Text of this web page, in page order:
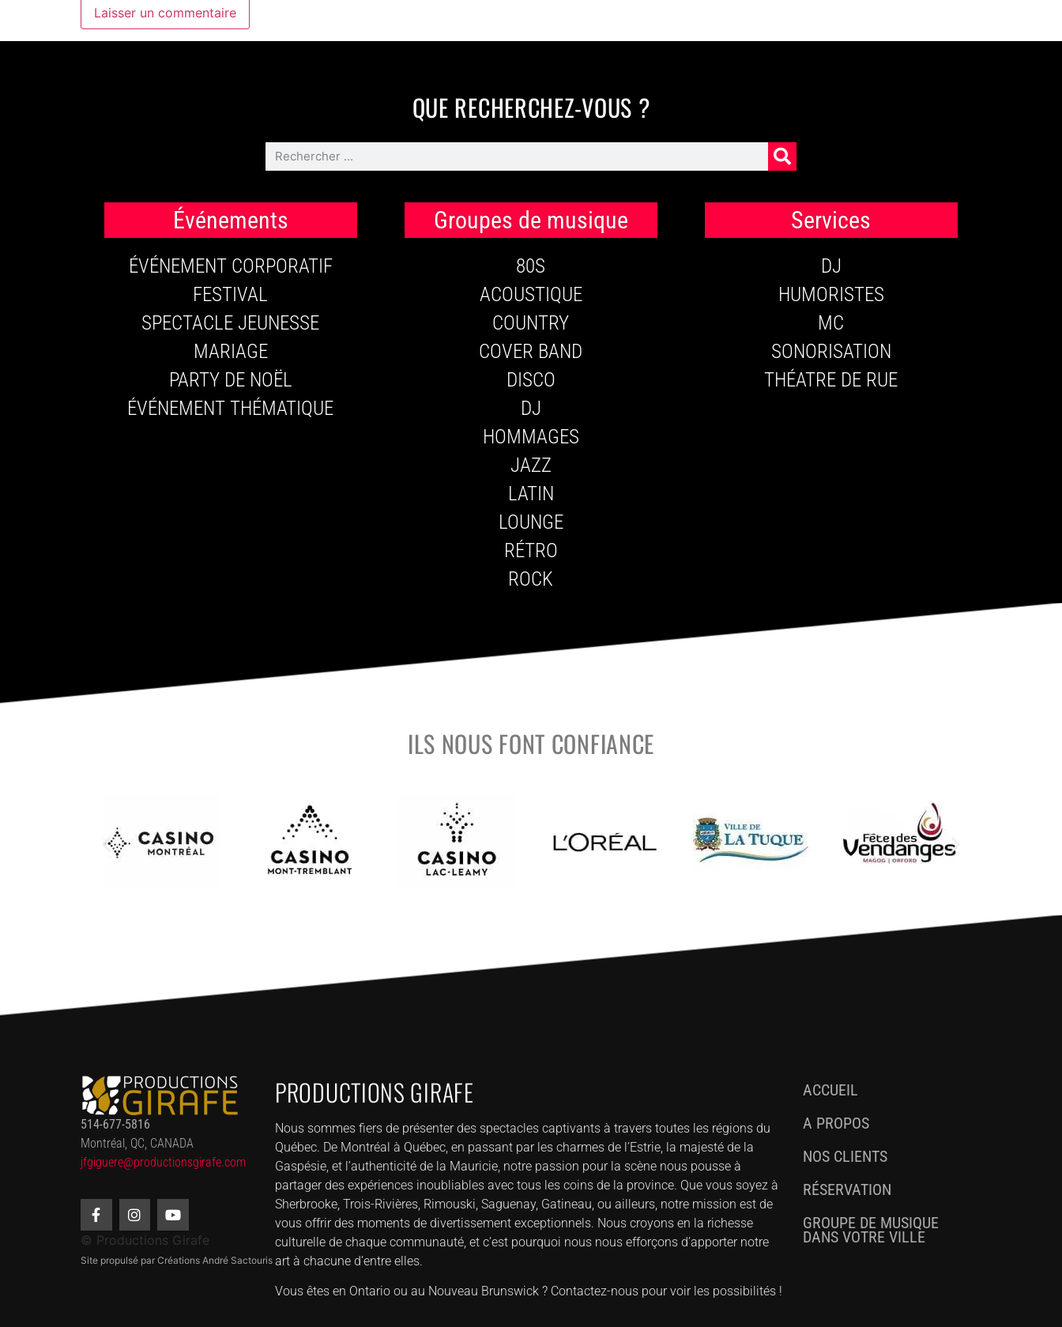
QUE RECHERCHEZ-VOUS ?
Événements
ÉVÉNEMENT CORPORATIF
FESTIVAL
SPECTACLE JEUNESSE
MARIAGE
PARTY DE NOËL
ÉVÉNEMENT THÉMATIQUE
Groupes de musique
80S
ACOUSTIQUE
COUNTRY
COVER BAND
DISCO
DJ
HOMMAGES
JAZZ
LATIN
LOUNGE
RÉTRO
ROCK
Services
DJ
HUMORISTES
MC
SONORISATION
THÉATRE DE RUE
ILS NOUS FONT CONFIANCE
514-677-5816
Montréal, QC, CANADA
jfgiguere@productionsgirafe.com
© Productions Girafe
Site propulsé par Créations André Sactouris
PRODUCTIONS GIRAFE
Nous sommes fiers de présenter des spectacles captivants à travers toutes les régions du
Québec. De Montréal à Québec, en passant par les charmes de l’Estrie, la majesté de la
Gaspésie, et l’authenticité de la Mauricie, notre passion pour la scène nous pousse à
partager des expériences inoubliables avec tous les coins de la province. Que vous soyez à
Sherbrooke, Trois-Rivières, Rimouski, Saguenay, Gatineau, ou ailleurs, notre mission est de
vous offrir des moments de divertissement exceptionnels. Nous croyons en la richesse
culturelle de chaque communauté, et c’est pourquoi nous nous efforçons d’apporter notre
art à chacune d’entre elles.
Vous êtes en Ontario ou au Nouveau Brunswick ? Contactez-nous pour voir les possibilités !
ACCUEIL
A PROPOS
NOS CLIENTS
RÉSERVATION
GROUPE DE MUSIQUE
DANS VOTRE VILLE